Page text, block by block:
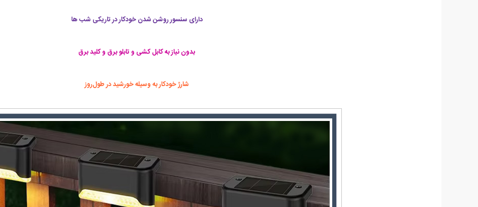
دارای سنسور روشن شدن خودکار در تاریکی شب ها
بدون نیاز به کابل کشی و تابلو برق و کلید برق
شارژ خودکار به وسیله خورشید در طول‌روز